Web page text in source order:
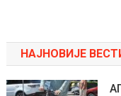
НАЈНОВИЈЕ